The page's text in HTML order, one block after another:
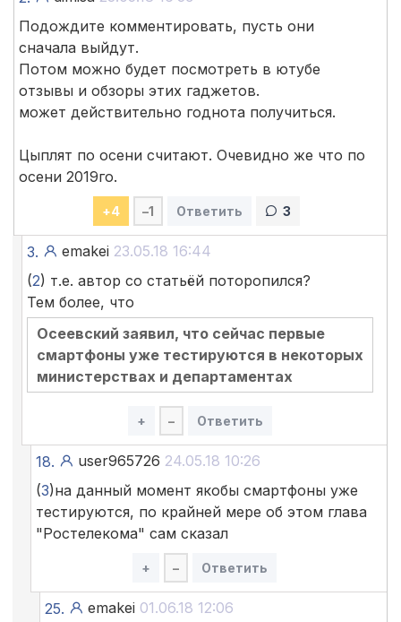
Подождите комментировать, пусть они
сначала выйдут.
Потом можно будет посмотреть в ютубе
отзывы и обзоры этих гаджетов.
может действительно годнота получиться.
Цыплят по осени считают. Очевидно же что по
осени 2019го.
+4 –1 Ответить 3
3. emakei 23.05.18 16:44
(2) т.е. автор со статьёй поторопился?
Тем более, что
Осеевский заявил, что сейчас первые
смартфоны уже тестируются в некоторых
министерствах и департаментах
+ – Ответить
18. user965726 24.05.18 10:26
(3)на данный момент якобы смартфоны уже
тестируются, по крайней мере об этом глава
"Ростелекома" сам сказал
+ – Ответить
25. emakei 01.06.18 12:06